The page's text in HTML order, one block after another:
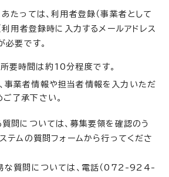
たっては、利用者登録（事業者として
利用者登録時に入力するメールアドレス
必要です。
時間は約10分程度です。
業者情報や担当者情報を入力いただ
ご了承下さい。
問については、募集要領を確認のう
テムの質問フォームから行ってくださ
な質問については、電話（072-924-